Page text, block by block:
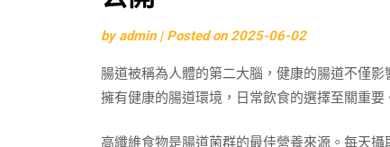
byadmin | Posted on2025-06-02
腸道被稱為人體的第二大腦，健康的腸道不僅
擁有健康的腸道環境，日常飲食的選擇至關重要
高纖維食物是腸道菌群的最佳營養來源。每天